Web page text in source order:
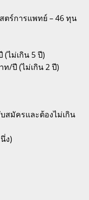
ตร์การแพทย์ – 46 ทุน
(ไม่เกิน 5 ปี)
ท/ปี (ไม่เกิน 2 ปี)
สมัครและต้องไม่เกิน
ง)